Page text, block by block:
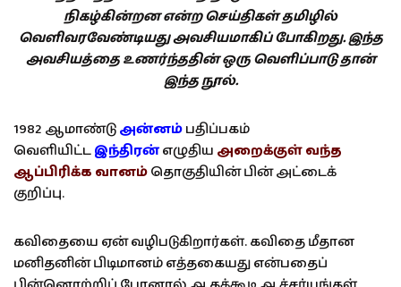
நிகழ்கின்றன என்ற செய்திகள் தமிழில்
வெளிவரவேண்டியது அவசியமாகிப் போகிறது. இந்த
அவசியத்தை உணர்ந்ததின் ஒரு வெளிப்பாடு தான்
இந்த நூல்.
1982 ஆமாண்டுஅன்னம்பதிப்பகம்
வெளியிட்டஇந்திரன்எழுதிய அறைக்குள் வந்த
ஆப்பிரிக்க வானம்தொகுதியின் பின் அட்டைக்
குறிப்பு.
கவிதையை ஏன் வழிபடுகிறார்கள். கவிதை மீதான
மனிதனின் பிடிமானம் எத்தகையது என்பதைப்